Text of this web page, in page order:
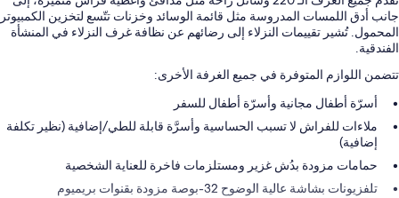
جانب أدق اللمسات المدروسة مثل قائمة الوسائد وخزنات تتّسع لتخزين الكمبيوتر
المحمول. تُشير تقييمات النزلاء إلى رضائهم عن نظافة غرف النزلاء في المنشأة
الفندقية.
تتضمن اللوازم المتوفرة في جميع الغرفة الأخرى:
أسرّة أطفال مجانية وأسرّة أطفال للسفر
ملاءات للفراش لا تسبب الحساسية وأسرَّة قابلة للطي/إضافية (نظير تكلفة
إضافية)
حمامات مزودة بدُش غزير ومستلزمات فاخرة للعناية الشخصية
تلفزيونات بشاشة عالية الوضوح 32-بوصة مزودة بقنوات بريميوم